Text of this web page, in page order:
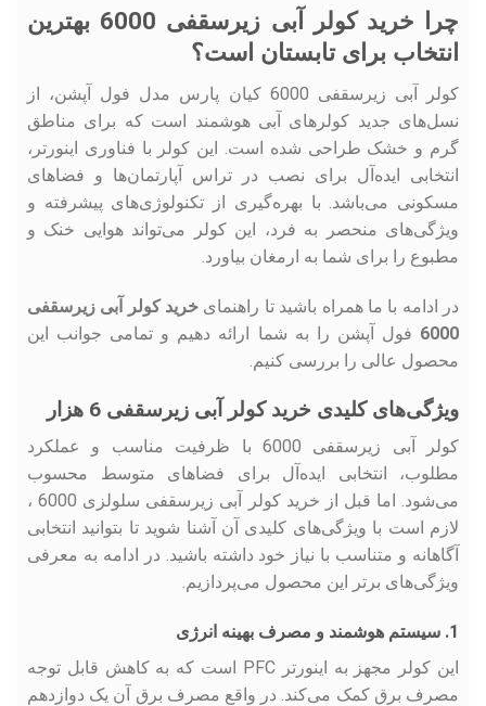
چرا خرید کولر آبی زیرسقفی 6000 بهترین
انتخاب برای تابستان است؟
کولر آبی زیرسقفی 6000 کیان پارس مدل فول آپشن، از
نسل‌های جدید کولرهای آبی هوشمند است که برای مناطق
گرم و خشک طراحی شده است. این کولر با فناوری اینورتر،
انتخابی ایده‌آل برای نصب در تراس آپارتمان‌ها و فضاهای
مسکونی می‌باشد. با بهره‌گیری از تکنولوژی‌های پیشرفته و
ویژگی‌های منحصر به فرد، این کولر می‌تواند هوایی خنک و
مطبوع را برای شما به ارمغان بیاورد.
در ادامه با ما همراه باشید تا راهنمای خرید کولر آبی زیرسقفی
6000 فول آپشن را به شما ارائه دهیم و تمامی جوانب این
محصول عالی را بررسی کنیم.
ویژگی‌های کلیدی خرید کولر آبی زیرسقفی 6 هزار
کولر آبی زیرسقفی 6000 با ظرفیت مناسب و عملکرد
مطلوب، انتخابی ایده‌آل برای فضاهای متوسط محسوب
می‌شود. اما قبل از خرید کولر آبی زیرسقفی سلولزی 6000 ،
لازم است با ویژگی‌های کلیدی آن آشنا شوید تا بتوانید انتخابی
آگاهانه و متناسب با نیاز خود داشته باشید. در ادامه به معرفی
ویژگی‌های برتر این محصول می‌پردازیم.
1. سیستم هوشمند و مصرف بهینه انرژی
این کولر مجهز به اینورتر PFC است که به کاهش قابل توجه
مصرف برق کمک می‌کند. در واقع مصرف برق آن یک دوازدهم